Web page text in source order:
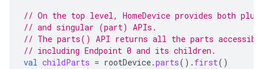
// On the top level, HomeDevice provides both
// and singular (part) APIs.
// The parts() API returns all the parts
// including Endpoint 0 and its children.
val childParts = rootDevice.parts(). first()